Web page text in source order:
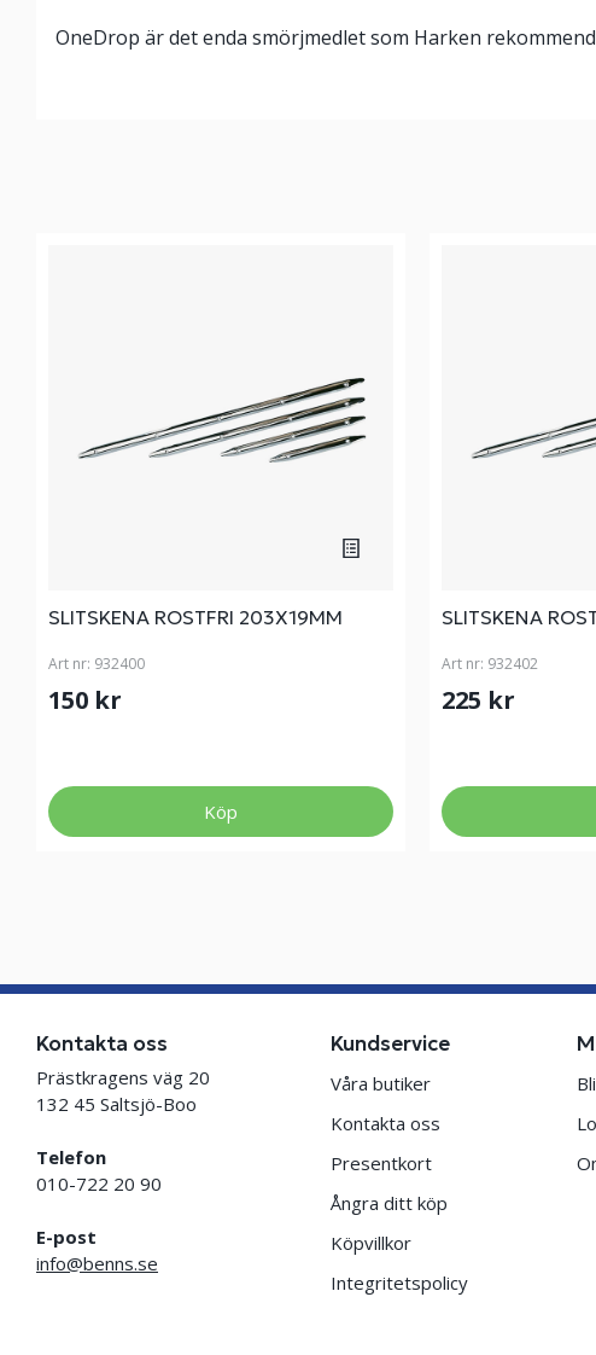
OneDrop är det enda smörjmedlet som Harken
SLITSKENA ROSTFRI 203X19MM
Art nr: 932400
150 kr
Köp
SLITSKENA
Art nr: 932402
225 kr
Kontakta oss
Prästkragens väg 20
132 45 Saltsjö-Boo
Telefon
010-722 20 90
E-post
info@benns.se
Kundservice
Våra butiker
Kontakta oss
Presentkort
Ångra ditt köp
Köpvillkor
Integritetspolicy